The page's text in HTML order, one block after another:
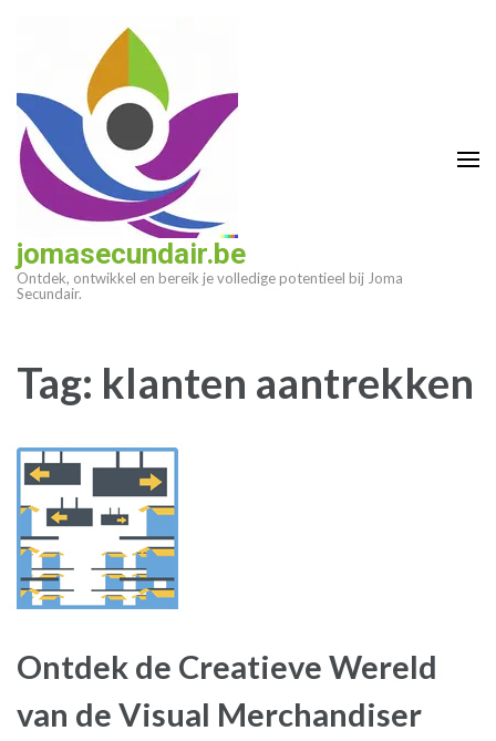
(druk
enter)
jomasecundair.be
Ontdek, ontwikkel en bereik je volledige potentieel bij Joma
Secundair.
Tag: klanten aantrekken
Ontdek de Creatieve Wereld
van de Visual Merchandiser